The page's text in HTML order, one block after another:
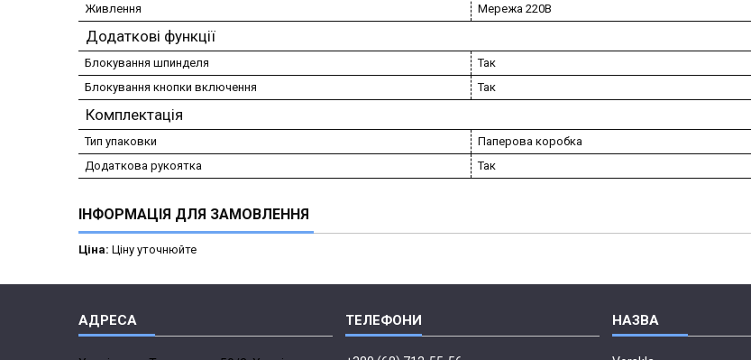
Живлення
Мережа 220В
Додаткові функції
Блокування шпинделя
Так
Блокування кнопки включення
Так
Комплектація
Тип упаковки
Паперова коробка
Додаткова рукоятка
Так
ІНФОРМАЦІЯ ДЛЯ ЗАМОВЛЕННЯ
Ціна: Ціну уточнюйте